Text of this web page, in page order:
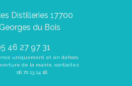
Distilleries 17700
du Bois
46 27 97 31
uniquement et en dehors
de la mairie, contactez
06 70 13 14 18